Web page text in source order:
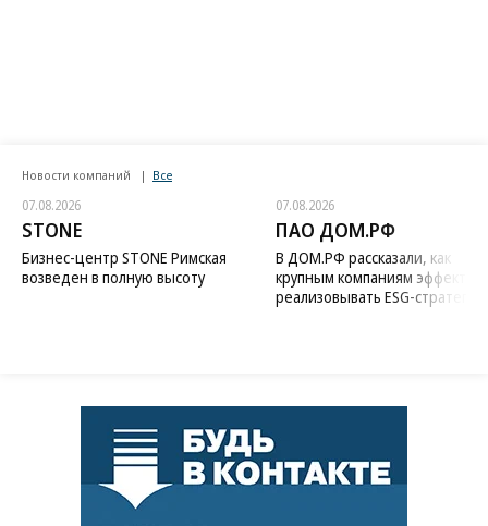
Новости компаний Все
07.08.2026
STONE
Бизнес-центр STONE Римская
возведен в полную высоту
07.08.2026
ПАО ДОМ.РФ
В ДОМ.РФ рассказали, как
крупным компаниям
реализовывать ESG-стратегию